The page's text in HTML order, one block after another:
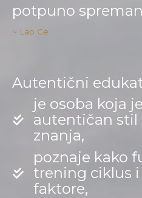
potpuno
~ Lao Ce
Autentični
je osoba koja
autentičan stil
znanja,
poznaje kako
trening ciklus
faktore,